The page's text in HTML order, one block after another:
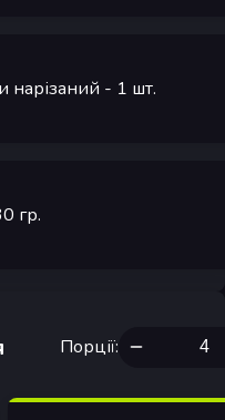
нарізаний - 1 шт.
гр.
Порції: